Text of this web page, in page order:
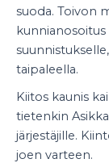
suoda. Toivon
kunnianosoitus
taipaleella.
Kiitos kaunis
tietenkin
järjestäjille.
joen varteen.